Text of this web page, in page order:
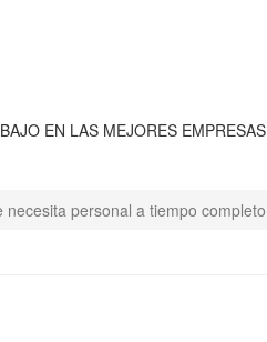
EN LAS MEJORES EMPRESAS
necesita personal a tiempo completo